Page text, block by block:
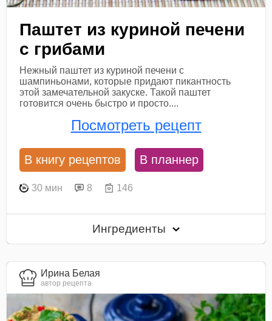
Паштет из куриной печени
с грибами
Нежный паштет из куриной печени с
шампиньонами, которые придают пикантность
этой замечательной закуске. Такой паштет
готовится очень быстро и просто....
Посмотреть рецепт
В книгу рецептов В планнер
30 мин 8 146
Ингредиенты
Ирина Белая
автор рецепта